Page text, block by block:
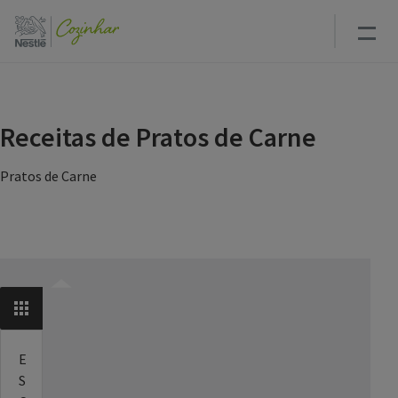
para
Receitas de Pratos de Carne
Pratos de Carne
E
S